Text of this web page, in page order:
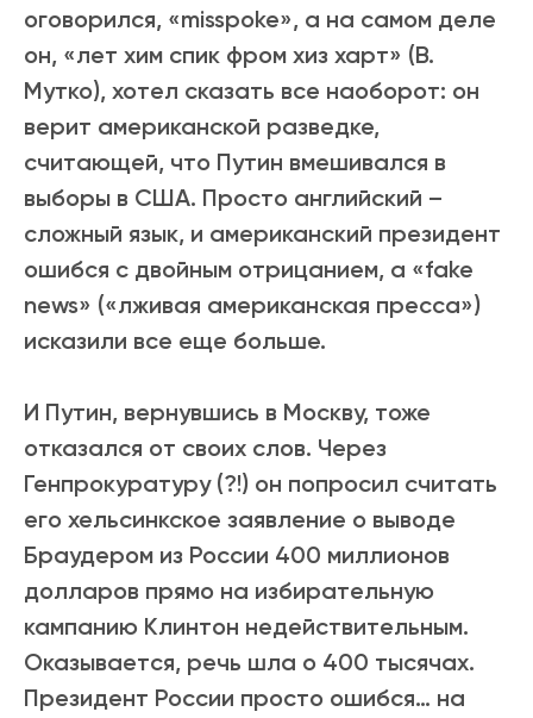
оговорился, «misspoke», а на самом деле
он, «лет хим спик фром хиз харт» (В.
Мутко), хотел сказать все наоборот: он
верит американской разведке,
считающей, что Путин вмешивался в
выборы в США. Просто английский –
сложный язык, и американский президент
ошибся с двойным отрицанием, а «fake
news» («лживая американская пресса»)
исказили все еще больше.
И Путин, вернувшись в Москву, тоже
отказался от своих слов. Через
Генпрокуратуру (?!) он попросил считать
его хельсинкское заявление о выводе
Браудером из России 400 миллионов
долларов прямо на избирательную
кампанию Клинтон недействительным.
Оказывается, речь шла о 400 тысячах.
Президент России просто ошибся… на